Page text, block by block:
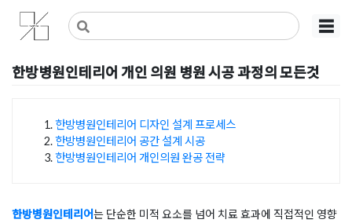
Skip
content
사무실인테리어 디자인 공사 비용견적 플랫폼
사무실인테리어 916
☰
한방병원인테리어 개인 의원 병원 시공 과정의 모든것
한방병원인테리어 디자인 설계 프로세스
한방병원인테리어 공간 설계 시공
한방병원인테리어 개인의원 완공 전략
한방병원인테리어는 단순한 미적 요소를 넘어 치료 효과에 직접적인 영향